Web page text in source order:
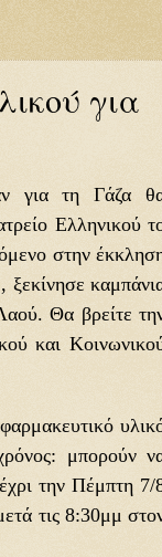
για
για τη Γάζα
Ελληνικού
στην
ξεκίνησε
Θα βρείτε
και
μπορούν
την Πέμπτη 7/
τις 8:30μμ